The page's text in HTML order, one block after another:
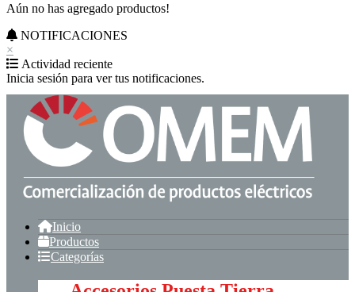
Aún no has agregado productos!
NOTIFICACIONES
×
Actividad reciente
Inicia sesión para ver tus notificaciones.
Inicio
Productos
Categorías